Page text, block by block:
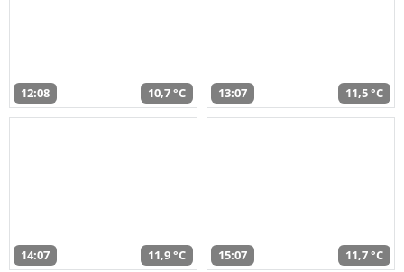
12:08 10,7 °C 13:07 11,5 °C
14:07 11,9 °C 15:07 11,7 °C